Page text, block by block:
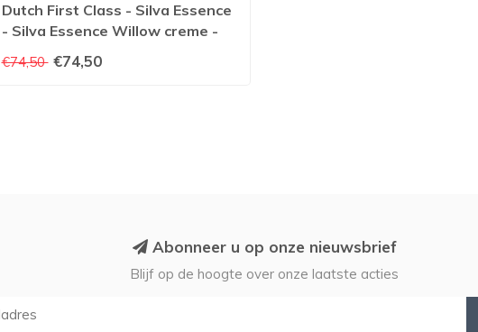
Dutch First Class - Silva Essence
- Silva Essence Willow creme -
€74,50 €74,50
Abonneer u op onze nieuwsbrief
Blijf op de hoogte over onze laatste acties